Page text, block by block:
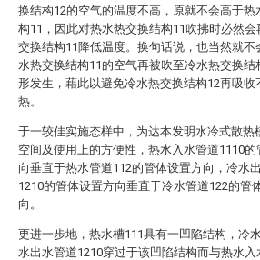
换结构12的空气的温度不高，原就不会高于热
构11，因此对热水热交换结构11吹拂时必然会
交换结构11降低温度。换句话说，也当然就不
水热交换结构11的空气再被吹至冷水热交换结
形发生，藉此以避免冷水热交换结构12再吸收
热。
于一较佳实施态样中，为达本发明水冷式散热
空间及使用上的方便性，热水入水管道1110的
向垂直于热水管道112的管体设置方向，冷水
1210的管体设置方向垂直于冷水管道122的管
向。
更进一步地，热水槽111具有一凹陷结构，冷
水出水管道1210穿过于该凹陷结构而与热水入